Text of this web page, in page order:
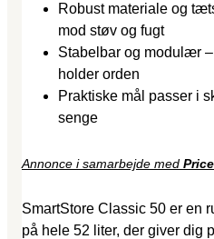
Robust materiale og
mod støv og fugt
Stabelbar og modulær
holder orden
Praktiske mål passer i
senge
Annonce i samarbejde med
SmartStore Classic 50 er en
på hele 52 liter, der giver dig